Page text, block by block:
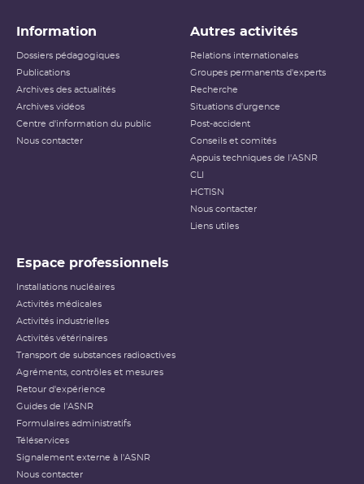
Information
Dossiers pédagogiques
Publications
Archives des actualités
Archives vidéos
Centre d'information du public
Nous contacter
Autres activités
Relations internationales
Groupes permanents d'experts
Recherche
Situations d'urgence
Post-accident
Conseils et comités
Appuis techniques de l'ASNR
CLI
HCTISN
Nous contacter
Liens utiles
Espace professionnels
Installations nucléaires
Activités médicales
Activités industrielles
Activités vétérinaires
Transport de substances radioactives
Agréments, contrôles et mesures
Retour d'expérience
Guides de l'ASNR
Formulaires administratifs
Téléservices
Signalement externe à l'ASNR
Nous contacter